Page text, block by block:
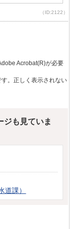
（ID:2122）
Acrobat(R)が必要
。正しく表示されない
ジも見ていま
道課）